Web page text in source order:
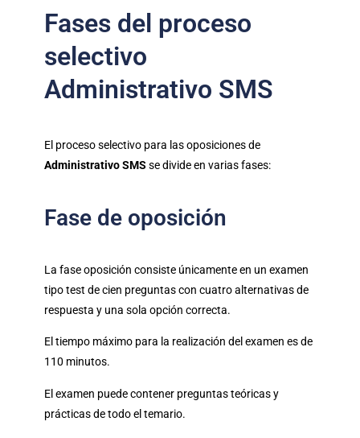
Fases del proceso
selectivo
Administrativo SMS
El proceso selectivo para las oposiciones de
Administrativo SMS se divide en varias fases:
Fase de oposición
La fase oposición consiste únicamente en un examen
tipo test de cien preguntas con cuatro alternativas de
respuesta y una sola opción correcta.
El tiempo máximo para la realización del examen es de
110 minutos.
El examen puede contener preguntas teóricas y
prácticas de todo el temario.